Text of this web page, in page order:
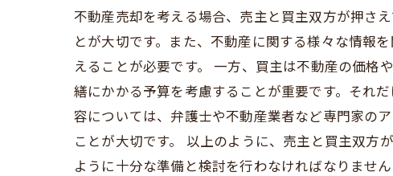
不動産売却を考える場合、売主と買主双方が押さ
とが大切です。また、不動産に関する様々な情報
えることが必要です。 一方、買主は不動産の価格
繕にかかる予算を考慮することが重要です。それ
容については、弁護士や不動産業者など専門家の
ことが大切です。 以上のように、売主と買主双方
ように十分な準備と検討を行わなければなりません